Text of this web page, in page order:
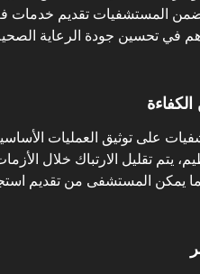
المستشفيات تقديم خدمات
في تحسين جودة الرعاية
9001 المستشفيات على توثيق العمليات
يتم تقليل الارتباك خلال
يمكن المستشفى من تقديم